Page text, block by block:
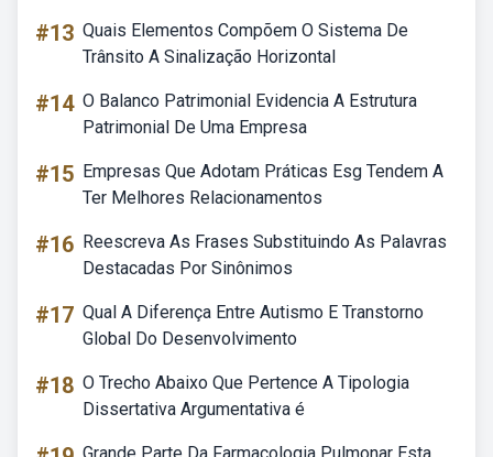
#13 Quais Elementos Compõem O Sistema De
Trânsito A Sinalização Horizontal
#14 O Balanco Patrimonial Evidencia A Estrutura
Patrimonial De Uma Empresa
#15 Empresas Que Adotam Práticas Esg Tendem A
Ter Melhores Relacionamentos
#16 Reescreva As Frases Substituindo As Palavras
Destacadas Por Sinônimos
#17 Qual A Diferença Entre Autismo E Transtorno
Global Do Desenvolvimento
#18 O Trecho Abaixo Que Pertence A Tipologia
Dissertativa Argumentativa é